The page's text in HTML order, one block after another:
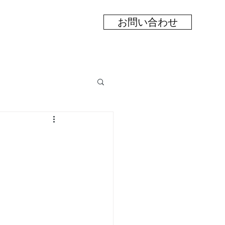
お問い合わせ